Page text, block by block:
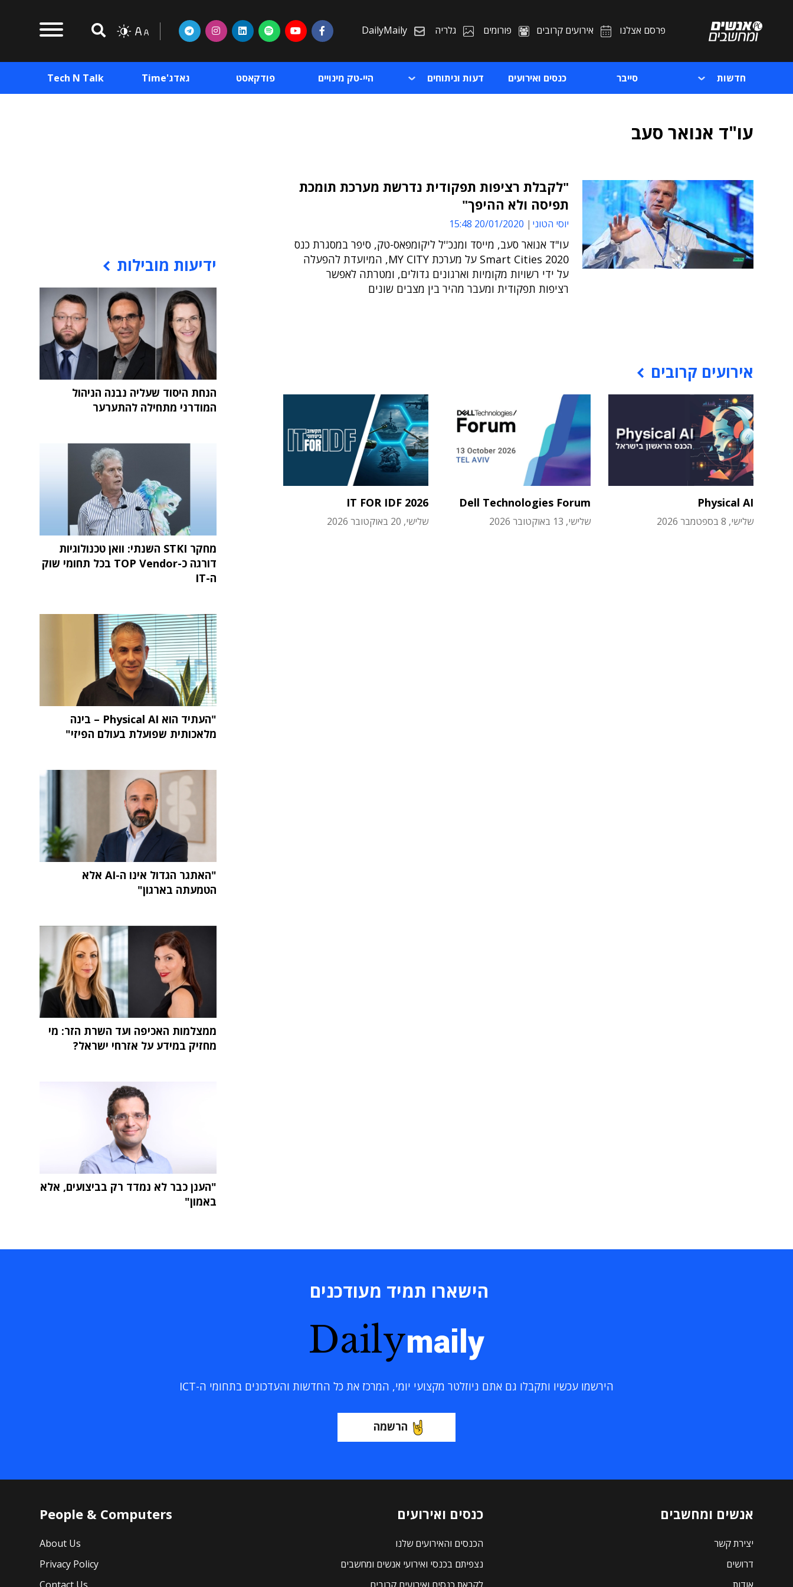
פרסם אצלנו אירועים קרובים פורומים גלריה DailyMaily
חדשות סייבר כנסים ואירועים דעות וניתוחים היי-טק מינויים פודקאסט גאדג'Time Tech N Talk
עו"ד אנואר סעב
"לקבלת רציפות תפקודית נדרשת מערכת תומכת
תפיסה ולא ההיפך"
יוסי הטוני 20/01/2020 15:48
עו"ד אנואר סעב, מייסד ומנכ''ל ליקומפאס-טק, סיפר במסגרת כנס
Smart Cities 2020 על מערכת MY CITY, המיועדת להפעלה
על ידי רשויות מקומיות וארגונים גדולים, ומטרתה לאפשר
רציפות תפקודית ומעבר מהיר בין מצבים שונים
אירועים קרובים
Physical AI
שלישי, 8 בספטמבר 2026
Dell Technologies Forum
שלישי, 13 באוקטובר 2026
IT FOR IDF 2026
שלישי, 20 באוקטובר 2026
ידיעות מובילות
הנחת היסוד שעליה נבנה הניהול
המודרני מתחילה להתערער
מחקר STKI השנתי: וואן טכנולוגיות
דורגה כ-TOP Vendor בכל תחומי שוק
ה-IT
"העתיד הוא Physical AI – בינה
מלאכותית שפועלת בעולם הפיזי"
"האתגר הגדול אינו ה-AI אלא
הטמעתה בארגון"
ממצלמות האכיפה ועד השרת הזר: מי
מחזיק במידע על אזרחי ישראל?
"הענן כבר לא נמדד רק בביצועים, אלא
באמון"
הישארו תמיד מעודכנים
Dailymaily
הירשמו עכשיו ותקבלו גם אתם ניוזלטר מקצועי יומי, המרכז את כל החדשות והעדכונים בתחומי ה-ICT
הרשמה
אנשים ומחשבים
יצירת קשר
דרושים
כנסים ואירועים
הכנסים והאירועים שלנו
נצפיתם בכנסי ואירועי אנשים ומחשבים
People & Computers
About Us
Privacy Policy